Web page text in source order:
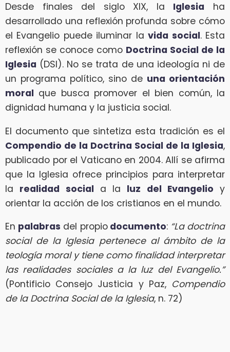
Desde finales del siglo XIX, la Iglesia ha
desarrollado una reflexión profunda sobre cómo
el Evangelio puede iluminar lavida social. Esta
reflexión se conoce como Doctrina Social de la
Iglesia (DSI). No se trata de una ideología ni de
un programa político, sino de una orientación
moral que busca promover el bien común, la
dignidad humana y la justicia social.
El documento que sintetiza esta tradición es el
Compendio de la Doctrina Social de la Iglesia,
publicado por el Vaticano en 2004. Allí se afirma
que la Iglesia ofrece principios para interpretar
la realidad social a la luz del Evangelio y
orientar la acción de los cristianos en el mundo.
En palabras del propiodocumento: “La doctrina
social de la Iglesia pertenece al ámbito de la
teología moral y tiene como finalidad interpretar
las realidades sociales a la luz del Evangelio.”
(Pontificio Consejo Justicia y Paz, Compendio
de la Doctrina Social de la Iglesia, n. 72)